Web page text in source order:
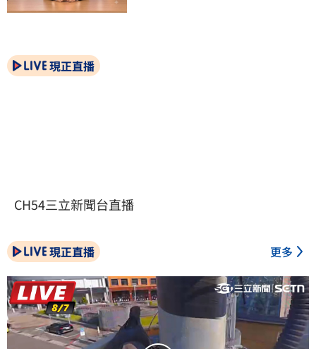
現正直播
CH54三立新聞台直播
現正直播 更多